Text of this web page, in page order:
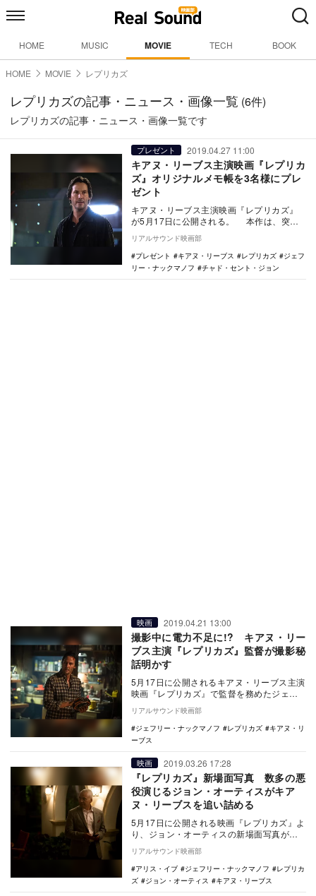
HOME MUSIC MOVIE TECH BOOK
HOME MOVIE レプリカズ
レプリカズの記事・ニュース・画像一覧 (6件)
レプリカズの記事・ニュース・画像一覧です
プレゼント 2019.04.27 11:00
キアヌ・リーブス主演映画『レプリカ
ズ』オリジナルメモ帳を3名様にプレ
ゼント
キアヌ・リーブス主演映画『レプリカズ』
が5月17日に公開される。 本作は、突如
家族を失う絶望の中で、誰もが一瞬よ…
リアルサウンド映画部
プレゼント
キアヌ・リーブス レプリカズ
ジェフ
リー・ナックマノフ
チャド・セント・ジョン
映画 2019.04.21 13:00
撮影中に電力不足に!? キアヌ・リー
ブス主演『レプリカズ』監督が撮影秘
話明かす
5月17日に公開されるキアヌ・リーブス主演
映画『レプリカズ』で監督を務めたジェフ
リー・ナックマノフより、本作の撮影秘話
が明かされ…
リアルサウンド映画部
ジェフリー・ナックマノフ
レプリカズ
キアヌ・リ
ーブス
映画 2019.03.26 17:28
『レプリカズ』新場面写真 数多の悪
役演じるジョン・オーティスがキア
ヌ・リーブスを追い詰める
5月17日に公開される映画『レプリカズ』よ
り、ジョン・オーティスの新場面写真が公
開された。 本作は、キアヌ・リーブスが
主演を…
リアルサウンド映画部
アリス・イブ
ジェフリー・ナックマノフ
レプリカ
ズ
ジョン・オーティス キアヌ・リーブス